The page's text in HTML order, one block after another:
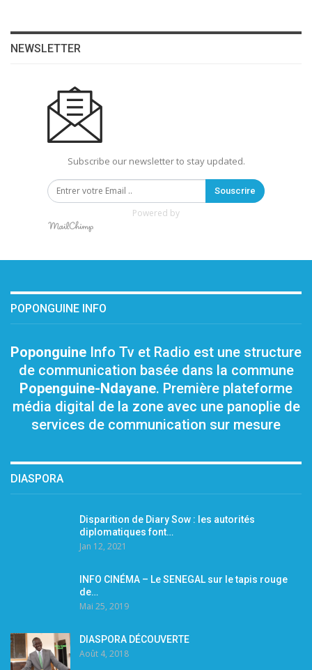
NEWSLETTER
Subscribe our newsletter to stay updated.
Souscrire
Powered by
POPONGUINE INFO
Poponguine Info Tv et Radio est une structure
de communication basée dans la commune
Popenguine-Ndayane. Première plateforme
média digital de la zone avec une panoplie de
services de communication sur mesure
DIASPORA
Disparition de Diary Sow : les autorités
diplomatiques font…
Jan 12, 2021
INFO CINÉMA – Le SENEGAL sur le tapis rouge
de…
Mai 25, 2019
DIASPORA DÉCOUVERTE
Août 4, 2018